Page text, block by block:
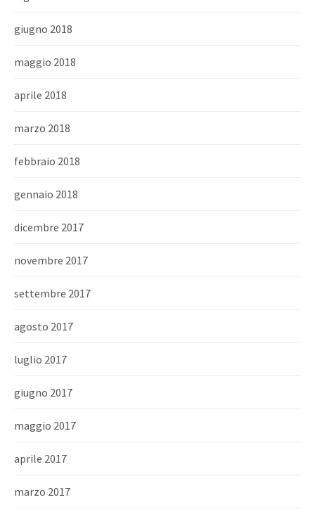
giugno 2018
maggio 2018
aprile 2018
marzo 2018
febbraio 2018
gennaio 2018
dicembre 2017
novembre 2017
settembre 2017
agosto 2017
luglio 2017
giugno 2017
maggio 2017
aprile 2017
marzo 2017